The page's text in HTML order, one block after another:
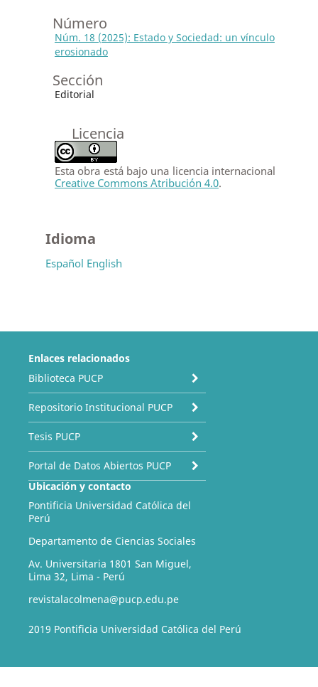
Número
Núm. 18 (2025): Estado y Sociedad: un vínculo
erosionado
Sección
Editorial
Licencia
Esta obra está bajo una licencia internacional
Creative Commons Atribución 4.0.
Idioma
Español English
Enlaces relacionados
Biblioteca PUCP
Repositorio Institucional PUCP
Tesis PUCP
Portal de Datos Abiertos PUCP
Ubicación y contacto
Pontificia Universidad Católica del
Perú
Departamento de Ciencias Sociales
Av. Universitaria 1801 San Miguel,
Lima 32, Lima - Perú
revistalacolmena@pucp.edu.pe
2019 Pontificia Universidad Católica del Perú